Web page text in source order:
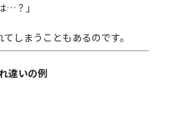
…？」
しまうこともあるのです。
違いの例